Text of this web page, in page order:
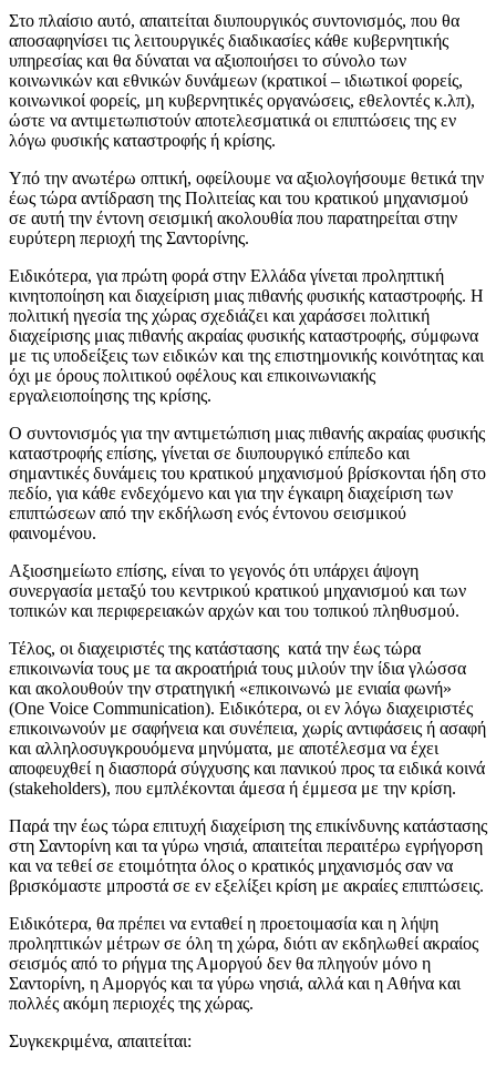
Στο πλαίσιο αυτό, απαιτείται διυπουργικός συντονισμός, που θα
αποσαφηνίσει τις λειτουργικές διαδικασίες κάθε κυβερνητικής
υπηρεσίας και θα δύναται να αξιοποιήσει το σύνολο των
κοινωνικών και εθνικών δυνάμεων (κρατικοί – ιδιωτικοί φορείς,
κοινωνικοί φορείς, μη κυβερνητικές οργανώσεις, εθελοντές κ.λπ),
ώστε να αντιμετωπιστούν αποτελεσματικά οι επιπτώσεις της εν
λόγω φυσικής καταστροφής ή κρίσης.
Υπό την ανωτέρω οπτική, οφείλουμε να αξιολογήσουμε θετικά την
έως τώρα αντίδραση της Πολιτείας και του κρατικού μηχανισμού
σε αυτή την έντονη σεισμική ακολουθία που παρατηρείται στην
ευρύτερη περιοχή της Σαντορίνης.
Ειδικότερα, για πρώτη φορά στην Ελλάδα γίνεται προληπτική
κινητοποίηση και διαχείριση μιας πιθανής φυσικής καταστροφής. Η
πολιτική ηγεσία της χώρας σχεδιάζει και χαράσσει πολιτική
διαχείρισης μιας πιθανής ακραίας φυσικής καταστροφής, σύμφωνα
με τις υποδείξεις των ειδικών και της επιστημονικής κοινότητας και
όχι με όρους πολιτικού οφέλους και επικοινωνιακής
εργαλειοποίησης της κρίσης.
Ο συντονισμός για την αντιμετώπιση μιας πιθανής ακραίας φυσικής
καταστροφής επίσης, γίνεται σε διυπουργικό επίπεδο και
σημαντικές δυνάμεις του κρατικού μηχανισμού βρίσκονται ήδη στο
πεδίο, για κάθε ενδεχόμενο και για την έγκαιρη διαχείριση των
επιπτώσεων από την εκδήλωση ενός έντονου σεισμικού
φαινομένου.
Αξιοσημείωτο επίσης, είναι το γεγονός ότι υπάρχει άψογη
συνεργασία μεταξύ του κεντρικού κρατικού μηχανισμού και των
τοπικών και περιφερειακών αρχών και του τοπικού πληθυσμού.
Τέλος, οι διαχειριστές της κατάστασης κατά την έως τώρα
επικοινωνία τους με τα ακροατήριά τους μιλούν την ίδια γλώσσα
και ακολουθούν την στρατηγική «επικοινωνώ με ενιαία φωνή»
(One Voice Communication). Ειδικότερα, οι εν λόγω διαχειριστές
επικοινωνούν με σαφήνεια και συνέπεια, χωρίς αντιφάσεις ή ασαφή
και αλληλοσυγκρουόμενα μηνύματα, με αποτέλεσμα να έχει
αποφευχθεί η διασπορά σύγχυσης και πανικού προς τα ειδικά κοινά
(stakeholders), που εμπλέκονται άμεσα ή έμμεσα με την κρίση.
Παρά την έως τώρα επιτυχή διαχείριση της επικίνδυνης κατάστασης
στη Σαντορίνη και τα γύρω νησιά, απαιτείται περαιτέρω εγρήγορση
και να τεθεί σε ετοιμότητα όλος ο κρατικός μηχανισμός σαν να
βρισκόμαστε μπροστά σε εν εξελίξει κρίση με ακραίες επιπτώσεις.
Ειδικότερα, θα πρέπει να ενταθεί η προετοιμασία και η λήψη
προληπτικών μέτρων σε όλη τη χώρα, διότι αν εκδηλωθεί ακραίος
σεισμός από το ρήγμα της Αμοργού δεν θα πληγούν μόνο η
Σαντορίνη, η Αμοργός και τα γύρω νησιά, αλλά και η Αθήνα και
πολλές ακόμη περιοχές της χώρας.
Συγκεκριμένα, απαιτείται: